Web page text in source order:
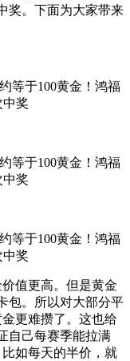
奖。下面为大家带来
值更高。但是黄金
包。所以对大部分平
更难攒了。这也给
自己每赛季能拉满
如每天的半价，就